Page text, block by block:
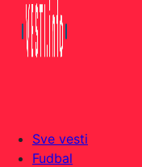
Sve vesti
Fudbal